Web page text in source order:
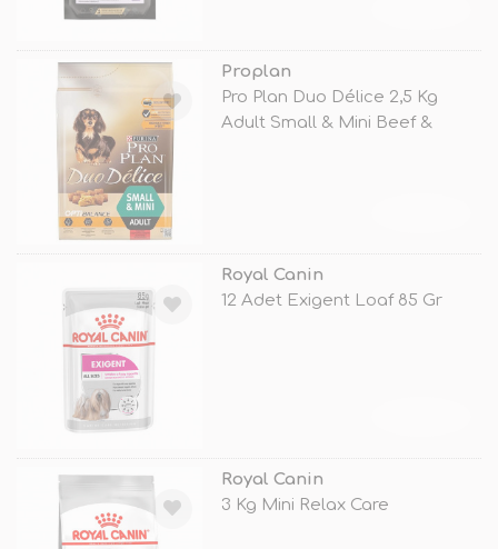
Proplan
Pro Plan Duo Délice 2,5 Kg
Adult Small & Mini Beef &
Royal Canin
12 Adet Exigent Loaf 85 Gr
Royal Canin
3 Kg Mini Relax Care